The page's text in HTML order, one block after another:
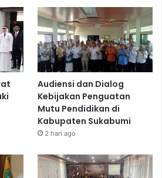
Audiensi dan Dialog
Kebijakan Penguatan
Mutu Pendidikan di
Kabupaten Sukabumi
2 hari ago